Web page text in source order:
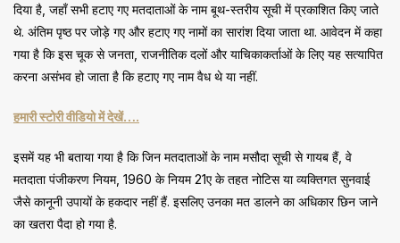
दिया है, जहाँ सभी हटाए गए मतदाताओं के नाम बूथ-स्तरीय सूची में प्रकाशित किए जाते
थे. अंतिम पृष्ठ पर जोड़े गए और हटाए गए नामों का सारांश दिया जाता था. आवेदन में कहा
गया है कि इस चूक से जनता, राजनीतिक दलों और याचिकाकर्ताओं के लिए यह सत्यापित
करना असंभव हो जाता है कि हटाए गए नाम वैध थे या नहीं.
हमारी स्टोरी वीडियो में देखें….
इसमें यह भी बताया गया है कि जिन मतदाताओं के नाम मसौदा सूची से गायब हैं, वे
मतदाता पंजीकरण नियम, 1960 के नियम 21ए के तहत नोटिस या व्यक्तिगत सुनवाई
जैसे कानूनी उपायों के हकदार नहीं हैं. इसलिए उनका मत डालने का अधिकार छिन जाने
का खतरा पैदा हो गया है.